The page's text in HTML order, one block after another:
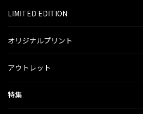
LIMITED EDITION
オリジナルプリント
アウトレット
特集